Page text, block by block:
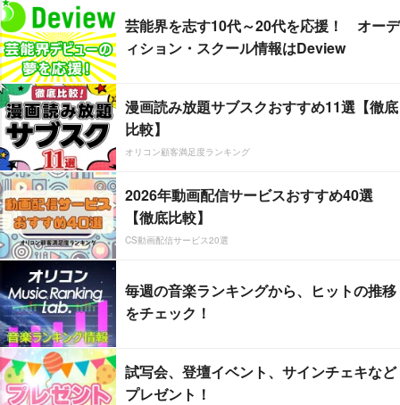
芸能界を志す10代～20代を応援！ オーデ
ィション・スクール情報はDeview
漫画読み放題サブスクおすすめ11選【徹底
比較】
オリコン顧客満足度ランキング
2026年動画配信サービスおすすめ40選
【徹底比較】
CS動画配信サービス20選
毎週の音楽ランキングから、ヒットの推移
をチェック！
試写会、登壇イベント、サインチェキなど
プレゼント！